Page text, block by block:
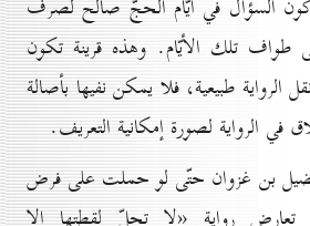
السؤال في أيّام الحجّ صالح لصرف
طواف تلك الأيّام. وهذه قرينة تكون
الرواية طبيعية، فلا يمكن نفيها بأصالة
في الرواية لصورة إمكانية التعريف.
بن غزوان حتّى لو حملت على فرض
تعارض رواية «لا تحلّ لقطتها إلا